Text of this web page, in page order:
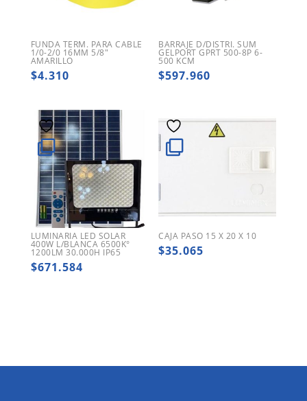
FUNDA TERM. PARA CABLE
1/0-2/0 16MM 5/8″
AMARILLO
$4.310
BARRAJE D/DISTRI. SUM
GELPORT GPRT 500-8P 6-
500 KCM
$597.960
LUMINARIA LED SOLAR
400W L/BLANCA 6500K°
1200LM 30.000H IP65
$671.584
CAJA PASO 15 X 20 X 10
$35.065